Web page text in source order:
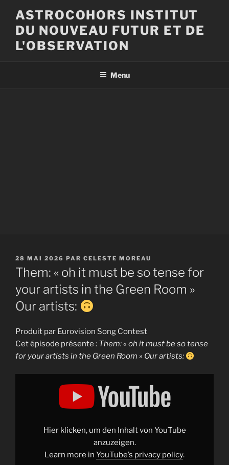
contenu
principal
ASTROCOHORS INSTITUT
DU NOUVEAU FUTUR ET DE
L'OBSERVATION
Menu
PUBLIÉ
LE
28 MAI 2026 PAR CELESTE MOREAU
Them: « oh it must be so tense for
your artists in the Green Room »
Our artists:
Produit par Eurovision Song Contest
Cet épisode présente : Them: « oh it must be so tense
for your artists in the Green Room » Our artists:
Display
Hier klicken, um den Inhalt von YouTube
anzuzeigen.
Learn more in YouTube’s privacy policy.